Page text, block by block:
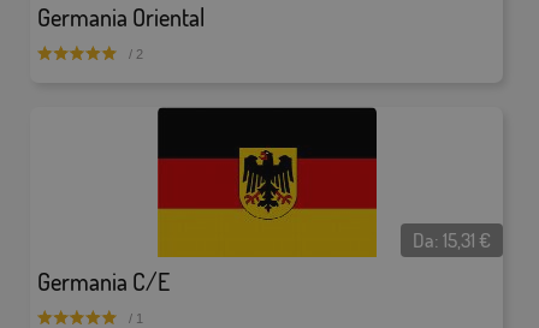
Germania Oriental
/ 2
Germania C/E
Da:15,31 €
/ 1